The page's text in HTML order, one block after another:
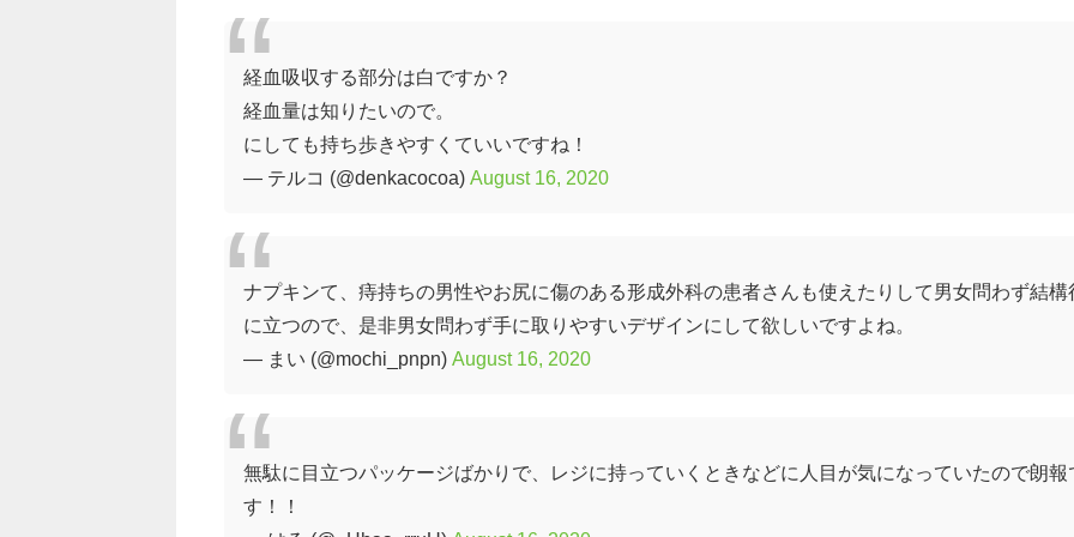
経血吸収する部分は白ですか？
経血量は知りたいので。
にしても持ち歩きやすくていいですね！
— テルコ (@denkacocoa) August 16, 2020
ナプキンて、痔持ちの男性やお尻に傷のある形成外科の患者さんも使えたりして男女問わず結構
に立つので、是非男女問わず手に取りやすいデザインにして欲しいですよね。
— まい (@mochi_pnpn) August 16, 2020
無駄に目立つパッケージばかりで、レジに持っていくときなどに人目が気になっていたので朗報
す！！